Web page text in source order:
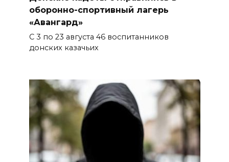
оборонно-спортивный лагерь
«Авангард»
С 3 по 23 августа 46 воспитанников
донских казачьих